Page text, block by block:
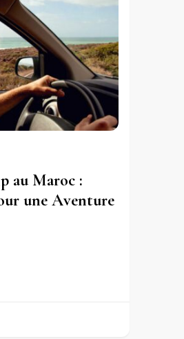
au Maroc :
une Aventure